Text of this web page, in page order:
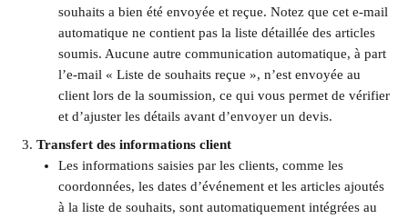
souhaits a bien été envoyée et reçue. Notez que cet e-mail
automatique ne contient pas la liste détaillée des articles
soumis. Aucune autre communication automatique, à part
l’e-mail « Liste de souhaits reçue », n’est envoyée au
client lors de la soumission, ce qui vous permet de vérifier
et d’ajuster les détails avant d’envoyer un devis.
Transfert des informations client
Les informations saisies par les clients, comme les
coordonnées, les dates d’événement et les articles ajoutés
à la liste de souhaits, sont automatiquement intégrées au